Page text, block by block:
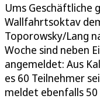
Ums Geschäftliche
Wallfahrtsoktav
Toporowsky/Lang
Woche sind neben
angemeldet: Aus
es 60 Teilnehmer
meldet ebenfalls